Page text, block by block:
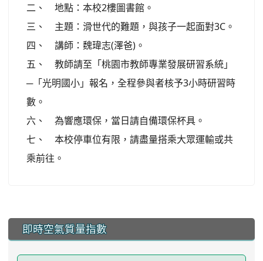
二、 地點：本校2樓圖書館。
三、 主題：滑世代的難題，與孩子一起面對3C。
四、 講師：魏瑋志(澤爸)。
五、 教師請至「桃園市教師專業發展研習系統」
─「光明國小」報名，全程參與者核予3小時研習時
數。
六、 為響應環保，當日請自備環保杯具。
七、 本校停車位有限，請盡量搭乘大眾運輸或共
乘前往。
::: 即時空氣質量指數